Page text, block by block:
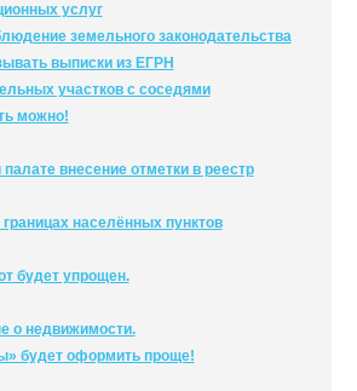
услуг
земельного законодательства
выписки из ЕГРН
участков с соседями
можно!
внесение отметки в реестр
населённых пунктов
будет упрощен.
о недвижимости.
будет оформить проще!